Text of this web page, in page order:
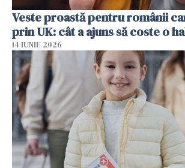
Veste proastă pentru românii
prin UK: cât a ajuns să coste o
14 IUNIE 2026